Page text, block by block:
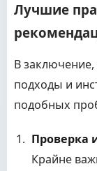
Лучшие
В
подходы и
подобных
Проверка
Крайне